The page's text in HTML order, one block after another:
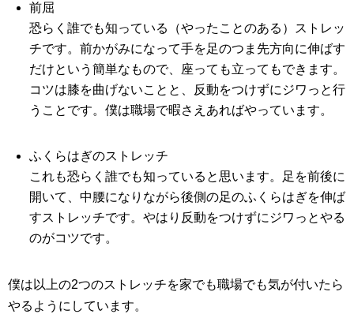
前屈
恐らく誰でも知っている（やったことのある）ストレッ
チです。前かがみになって手を足のつま先方向に伸ばす
だけという簡単なもので、座っても立ってもできます。
コツは膝を曲げないことと、反動をつけずにジワっと行
うことです。僕は職場で暇さえあればやっています。
ふくらはぎのストレッチ
これも恐らく誰でも知っていると思います。足を前後に
開いて、中腰になりながら後側の足のふくらはぎを伸ば
すストレッチです。やはり反動をつけずにジワっとやる
のがコツです。
僕は以上の2つのストレッチを家でも職場でも気が付いたら
やるようにしています。